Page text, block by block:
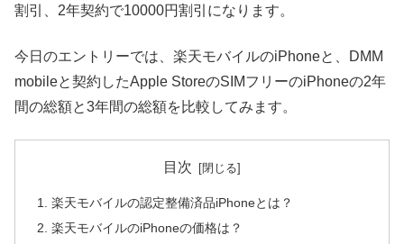
割引、2年契約で10000円割引になります。
今日のエントリーでは、楽天モバイルのiPhoneと、DMM
mobileと契約したApple StoreのSIMフリーのiPhoneの2年
間の総額と3年間の総額を比較してみます。
目次
楽天モバイルの認定整備済品iPhoneとは？
楽天モバイルのiPhoneの価格は？